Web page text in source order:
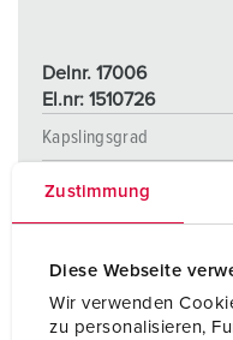
Zustimmung
Diese Webseite
Wir verwenden
zu personalisieren,
Delnr. 17006
El.nr: 1510726
Kapslingsgrad
Ampere
Poler
Volt
Tilkoblingsmåte